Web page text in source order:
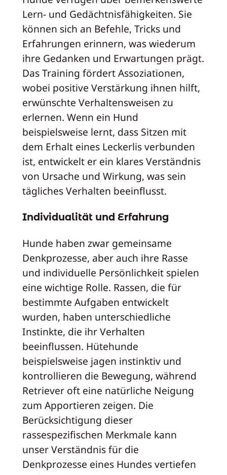
Lern- und Gedächtnisfähigkeiten. Sie
können sich an Befehle, Tricks und
Erfahrungen erinnern, was wiederum
ihre Gedanken und Erwartungen prägt.
Das Training fördert Assoziationen,
wobei positive Verstärkung ihnen hilft,
erwünschte Verhaltensweisen zu
erlernen. Wenn ein Hund
beispielsweise lernt, dass Sitzen mit
dem Erhalt eines Leckerlis verbunden
ist, entwickelt er ein klares Verständnis
von Ursache und Wirkung, was sein
tägliches Verhalten beeinflusst.
Individualität und Erfahrung
Hunde haben zwar gemeinsame
Denkprozesse, aber auch ihre Rasse
und individuelle Persönlichkeit spielen
eine wichtige Rolle. Rassen, die für
bestimmte Aufgaben entwickelt
wurden, haben unterschiedliche
Instinkte, die ihr Verhalten
beeinflussen. Hütehunde
beispielsweise jagen instinktiv und
kontrollieren die Bewegung, während
Retriever oft eine natürliche Neigung
zum Apportieren zeigen. Die
Berücksichtigung dieser
rassespezifischen Merkmale kann
unser Verständnis für die
Denkprozesse eines Hundes vertiefen